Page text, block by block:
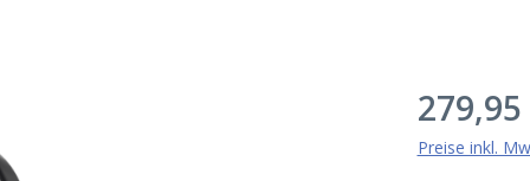
Regulärer
279,95
Preise inkl.